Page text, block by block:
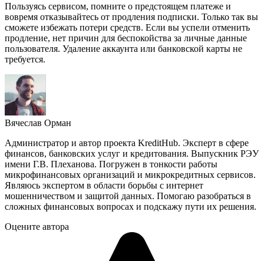
Пользуясь сервисом, помните о предстоящем платеже и
вовремя отказывайтесь от продления подписки. Только так вы
сможете избежать потери средств. Если вы успели отменить
продление, нет причин для беспокойства за личные данные
пользователя. Удаление аккаунта или банковской карты не
требуется.
Вячеслав Орман
Администратор и автор проекта KreditHub. Эксперт в сфере
финансов, банковских услуг и кредитования. Выпускник РЭУ
имени Г.В. Плеханова. Погружен в тонкости работы
микрофинансовых организаций и микрокредитных сервисов.
Являюсь экспертом в области борьбы с интернет
мошенничеством и защитой данных. Помогаю разобраться в
сложных финансовых вопросах и подскажу пути их решения.
Оцените автора